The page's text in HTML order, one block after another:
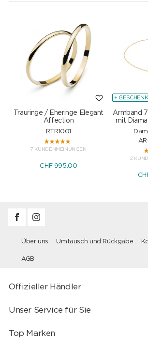
Trauringe / Eheringe Elegant
Affection
RTR1001
7 KUNDENMEINUNGEN
CHF 995.00
+ GESCHENK
Armband
mit
2
Über uns Umtausch und Rückgabe
AGB
Offizieller Händler
Unser Service für Sie
Top Marken